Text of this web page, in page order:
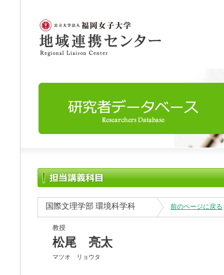
国際文理学部 環境科学科 前のページに戻る
教授
松尾 亮太
マツオ リョウタ